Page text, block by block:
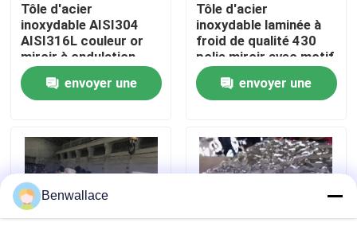
Contrôle de la qualité
Nous contacter
Les affaires
Tôle d'acier
inoxydable AISI304
AISI316L couleur or
miroir à ondulation
d'eau pour décoration
de plafondenvoyer une
Tôle d'acier
inoxydable laminée à
froid de qualité 430
polie miroir avec motif
ondulation d'eau et
revêtement PVD
couleur
envoyer une
Benwallace